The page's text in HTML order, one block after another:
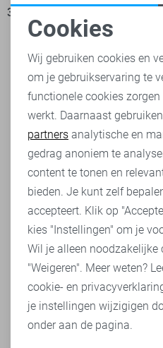
35,00
Nieuwe Lady Day
2026 bij Sans: stijl en
travelkwaliteit
Het najaar vraagt om kleding
veelzijdig én stijlvol is. Met de
Noodzakelijke cookies
Personalisatie cookies
Analytische cookies
Marketing cookies
Cookies
Wij gebruiken cookies en
om je gebruikservaring te
functionele cookies
werkt. Daarnaast
partners analytische en
gedrag anoniem te
content te tonen en
bieden. Je kunt zelf
accepteert. Klik op
kies "Instellingen" om je
Wil je alleen noodzakelijke
"Weigeren". Meer weten?
cookie- en
je instellingen wijzigigen
onder aan de pagina.